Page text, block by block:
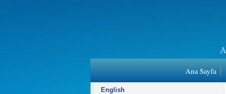
Ana Sayfa
English